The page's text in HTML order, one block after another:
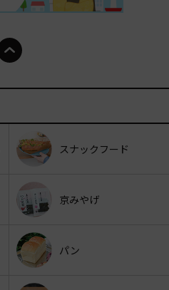
スナックフード
京みやげ
パン